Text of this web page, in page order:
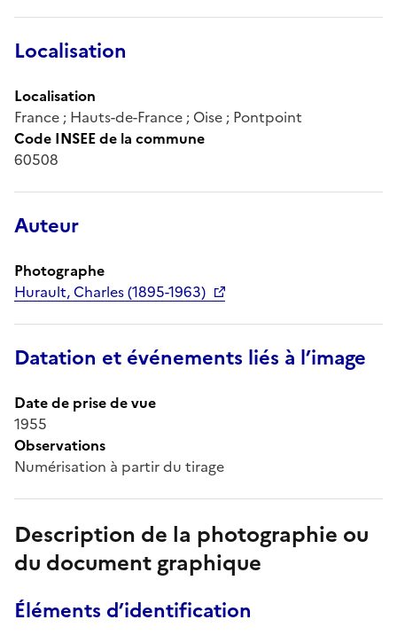
Localisation
Localisation
France ; Hauts-de-France ; Oise ; Pontpoint
Code INSEE de la commune
60508
Auteur
Photographe
Hurault, Charles (1895-1963)
Datation et événements liés à l’image
Date de prise de vue
1955
Observations
Numérisation à partir du tirage
Description de la photographie ou
du document graphique
Éléments d’identification